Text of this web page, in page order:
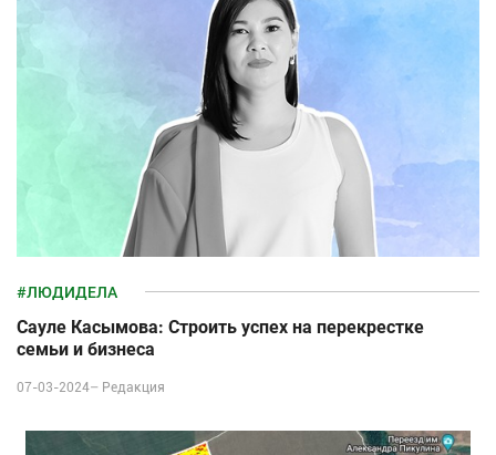
#ЛЮДИДЕЛА
Сауле Касымова: Строить успех на перекрестке
семьи и бизнеса
07-03-2024– Редакция